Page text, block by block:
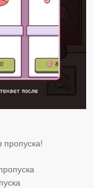
пропуска!